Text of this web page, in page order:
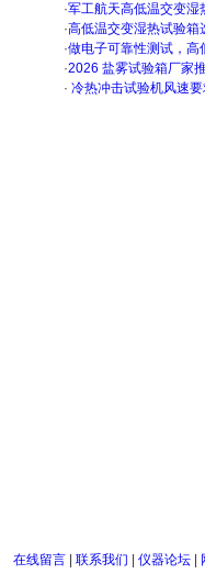
·军工航天高低温交变湿
·高低温交变湿热试验箱
·做电子可靠性测试，高
·2026 盐雾试验箱厂家
· 冷热冲击试验机风速
在线留言| 联系我们 仪器论坛|